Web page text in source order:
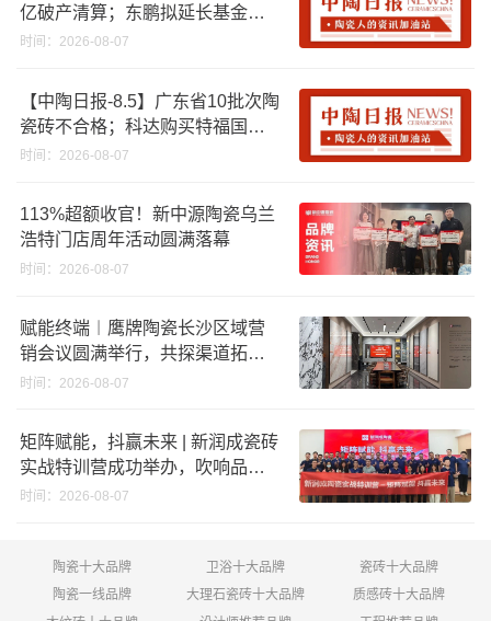
亿破产清算；东鹏拟延长基金投
资期限；工信部开展建陶行业能
时间：2026-08-07
【中陶日报-8.5】广东省10批次陶
瓷砖不合格；科达购买特福国际
股份申请未通过；蒙娜丽莎5千万
破18亿元
时间：2026-08-07
113%超额收官！新中源陶瓷乌兰
浩特门店周年活动圆满落幕
时间：2026-08-07
赋能终端︱鹰牌陶瓷长沙区域营
销会议圆满举行，共探渠道拓展
与门店升级新路径
时间：2026-08-07
矩阵赋能，抖赢未来 | 新润成瓷砖
实战特训营成功举办，吹响品牌
秋季营销冲锋号！
时间：2026-08-07
陶瓷十大品牌 卫浴十大品牌
瓷砖十大品牌
陶瓷一线品牌
大理石瓷砖十大品牌
质感砖十大品牌